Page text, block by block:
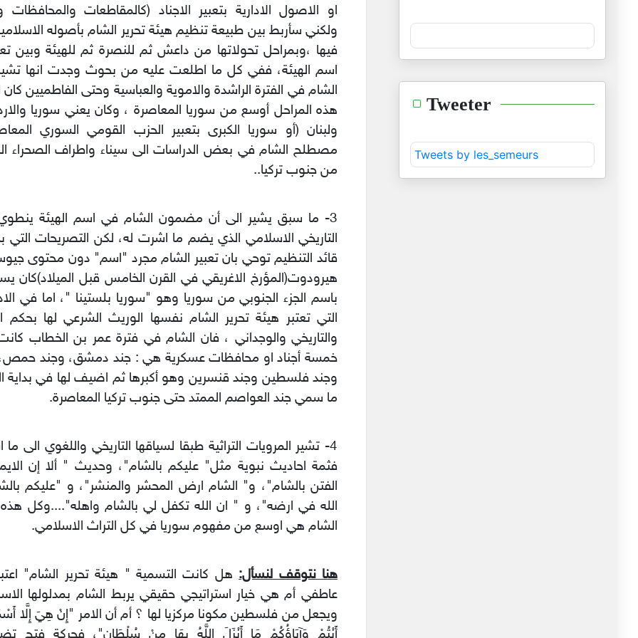
او الاصول الادارية بتعبير الاجناد (كالمقاطعات والمحافظات
ولكني سأربط بين طبيعة تنظيم هيئة تحرير الشام بأصوله
فيها ،وبمراحل تحولاتها من داعش ثم للنصرة ثم للهيئة وبين
اسم الهيئة، ففي كل ما اطلعت عليه من بحوث وجدت انها تشير
الشام في الفترة الراشدة والاموية والعباسية وحتى الفاطميين
هذه المراحل أوسع من سوريا المعاصرة ، وكان يعني سوريا
ولبنان (أو سوريا الكبرى بتعبير الحزب القومي السوري
مصطلح الشام في بعض الدراسات الى سيناء واطراف الصحراء
من جنوب تركيا..
3- ما سبق يشير الى أن مضمون الشام في اسم الهيئة
التاريخي الاسلامي الذي يضم ما اشرت له، لكن التصريحات
قائد التنظيم توحي بان تعبير الشام مجرد "اسم" دون محتوى
هيرودوت(المؤرخ الاغريقي في القرن الخامس قبل
باسم الجزء الجنوبي من سوريا وهو "سوريا بلستينا "، اما في
التي تعتبر هيئة تحرير الشام نفسها الوريث الشرعي لها بحكم
والتاريخي والوجداني ، فان الشام في فترة عمر بن الخطاب
خمسة أجناد او محافظات عسكرية هي : جند دمشق، وجند حمص،
وجند فلسطين وجند قنسرين وهو أكبرها ثم اضيف لها في بداية
ما سمي جند العواصم الممتد حتى جنوب تركيا المعاصرة.
4- تشير المرويات التراثية طبقا لسياقها التاريخي واللغوي الى ما
فثمة احاديث نبوية مثل" عليكم بالشام"، وحديث " ألا إن
الفتن بالشام"، و" الشام ارض المحشر والمنشر"، و "عليكم
الله في ارضه"، و " ان الله تكفل لي بالشام واهله"....وكل هذه
الشام هي اوسع من مفهوم سوريا في كل التراث الاسلامي.
هنا نتوقف لنسأل:هل كانت التسمية " هيئة تحرير الشام"
عاطفي أم هي خيار استراتيجي حقيقي يربط الشام بمدلولها
ويجعل من فلسطين مكونا مركزيا لها ؟ أم أن الامر "إِنْ هِيَ إِلَّا
أَنْتُمْ وَآبَاؤُكُمْ مَا أَنْزَلَ اللَّهُ بِهَا مِنْ سُلْطَانٍ"، فحركة فتح
Tweeter
Tweets by les_semeurs